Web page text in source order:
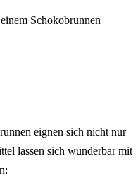
Schokobrunnen
eignen sich nicht nur
lassen sich wunderbar mit